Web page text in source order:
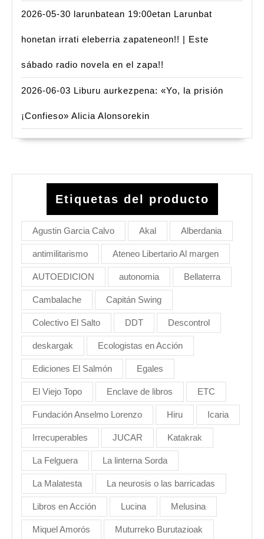
2026-05-30 larunbatean 19:00etan Larunbat
honetan irrati eleberria zapateneon!! | Este
sábado radio novela en el zapa!!
2026-06-03 Liburu aurkezpena: «Yo, la prisión
¡Confieso» Alicia Alonsorekin
Etiquetas del producto
Agustin Garcia Calvo Akal Alberdania
antimilitarismo Ateneo Libertario Al margen
AUTOEDICION autonomia Bellaterra
Cambalache Capitán Swing
Colectivo El Salto DDT Descontrol
deskargak Ecologistas en Acción
Ediciones El Salmón Egales
El Viejo Topo Enclave de libros ETC
Fundación Anselmo Lorenzo Hiru Icaria
Irrecuperables JUCAR Katakrak
La Felguera La linterna Sorda
La Malatesta La neurosis o las barricadas
Libros en Acción Lucina Melusina
Miquel Amorós Muturreko Burutazioak